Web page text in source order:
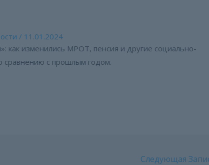
/ 11.01.2024
как изменились МРОТ, пенсия и другие социально-
сравнению с прошлым годом.
Следующая